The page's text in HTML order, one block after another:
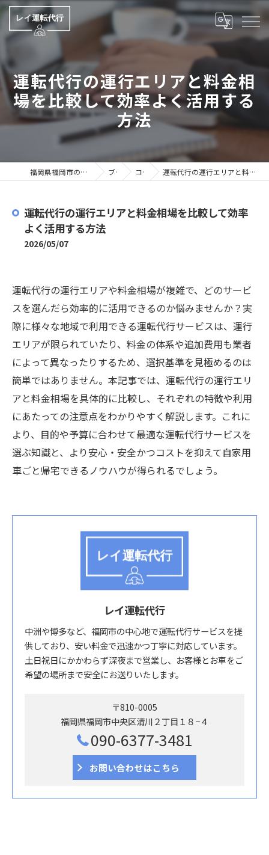
運転代行の運行エリアと料金相
場を比較して効率よく活用する
方法
福岡県福岡市の運転代行ならレイ運転代行 ブログ コラム 運転代行の運行エリアと料金相場を比較して効率よく活用する方法
運転代行の運行エリアと料金相場を比較して効率
よく活用する方法
2026/05/07
運転代行の運行エリアや料金相場が複雑で、どのサービ
スを選んだら効率的に活用できるのか悩みませんか？実
際に様々な地域で利用できる運転代行サービスは、運行
エリアが限られていたり、料金の体系や追加費用も業者
によって異なったりするため、選択基準を見極めるのは
簡単ではありません。本記事では、運転代行の運行エリ
アと料金相場を具体的に比較し、それぞれの特徴や利用
にあたっての注意点をわかりやすく解説します。これに
より、目的や予算に合わせて最適な運転代行サービスを
選ぶ知識と、より安心・安全かつコストを抑えて自家用
車ごと帰宅できるノウハウが得られるでしょう。
レイ運転代行
中洲や博多など、福岡市の中心地で運転代行サービスを提
供しており、安い料金で迅速かつ丁寧に対応しています。
土日祝日にかかわらず深夜まで営業し、お客様とお車をご
希望の場所まで安全にお送りいたします。
〒810-0005
福岡県福岡市中央区清川２丁目１８−４
090-6377-3481
お問い合わせはこちら